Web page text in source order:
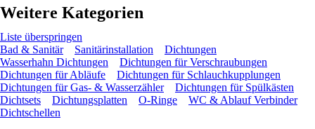
Weitere Kategorien
Liste überspringen
Bad & Sanitär
Sanitärinstallation
Dichtungen
Wasserhahn Dichtungen
Dichtungen für Verschraubungen
Dichtungen für Abläufe
Dichtungen für Schlauchkupplungen
Dichtungen für Gas- & Wasserzähler
Dichtungen für Spülkästen
Dichtsets
Dichtungsplatten O-Ringe
WC & Ablauf Verbinder
Dichtschellen